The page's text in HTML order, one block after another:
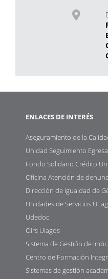
ENLACES DE INTERÉS
Aseguramiento de la
Unidad Seguimiento
Fondo Solidario Crédito
Oficina Atención de
Dirección de Igualdad de
Unidades de Servicios
Udedoc
Oirs Ulagos
Sistema de Gestión de
Centro de Formación
Sistemas de gestión